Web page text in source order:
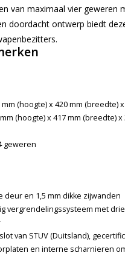
van maximaal vier geweren
doordacht ontwerp biedt
mm (hoogte) x 420 mm (breedte)
(hoogte) x 417 mm (breedte)
geweren
deur en 1,5 mm dikke zijwanden
vergrendelingssysteem met
van STUV (Duitsland),
en interne scharnieren